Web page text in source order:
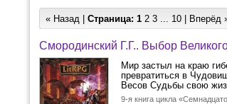
« Назад | Страница: 1 2 3 ... 10 Вперёд
Смородинский Г.Г.. Выбор
Мир застыл на краю
превратиться в
Весов Судьбы свою
9-я книга цикла